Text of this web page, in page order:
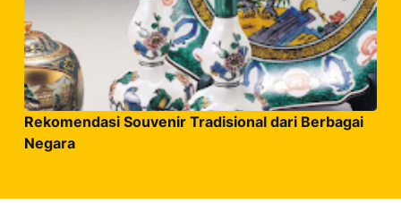
Rekomendasi Souvenir Tradisional dari Berbagai
Negara